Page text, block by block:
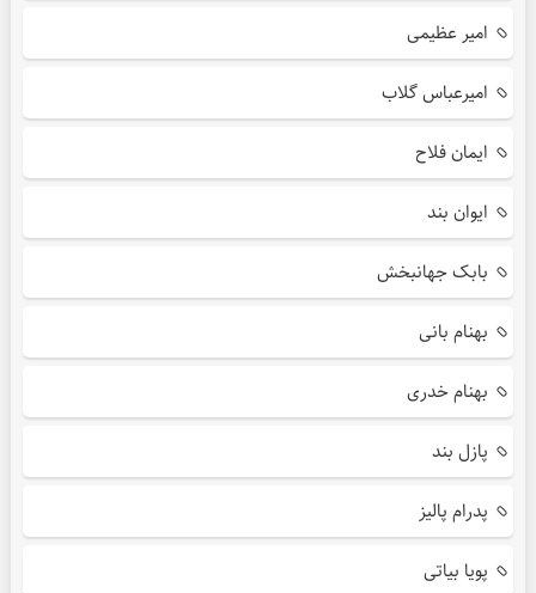
امیر عظیمی
امیرعباس گلاب
ایمان فلاح
ایوان بند
بابک جهانبخش
بهنام بانی
بهنام خدری
پازل بند
پدرام پالیز
پویا بیاتی